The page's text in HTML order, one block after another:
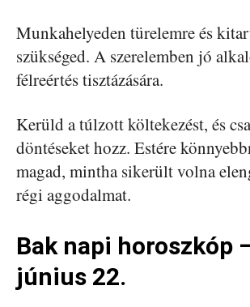
Munkahelyeden türelemre és
szükséged. A szerelemben jó
félreértés tisztázására.
Kerüld a túlzott költekezést, és
döntéseket hozz. Estére
magad, mintha sikerült volna
régi aggodalmat.
Bak napi horoszkóp
június 22.